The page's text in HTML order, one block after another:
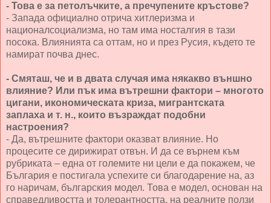
- Това е за петолъчките, а пречупените кръстове?
- Запада официално отрича хитлеризма и
националсоциализма, но там има носталгия в тази
посока. Влиянията са оттам, но и през Русия, където те
намират почва днес.
- Смяташ, че и в двата случая има някакво външно
влияние? Или пък има вътрешни фактори – многото
цигани, икономическата криза, мигрантската
заплаха и т. н., които възраждат подобни
настроения?
- Да, вътрешните фактори оказват влияние. Но
процесите се дирижират отвън. И да се върнем към
рубриката – една от големите ни цели е да покажем, че
България е постигала успехите си благодарение на, аз
го наричам, българския модел. Това е модел, основан на
справедливостта и толерантността, на реалните ползи